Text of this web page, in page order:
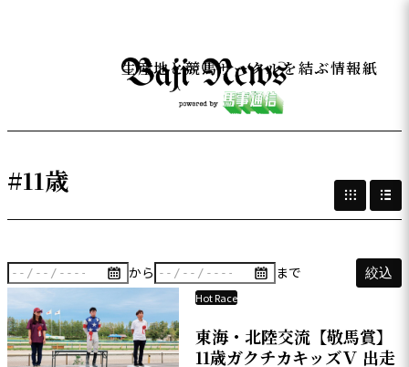
生産地と競馬サークルを結ぶ情報紙
#11歳
から まで 絞込
Hot Race
東海・北陸交流【敬馬賞】
11歳ガクチカキッズＶ 出走